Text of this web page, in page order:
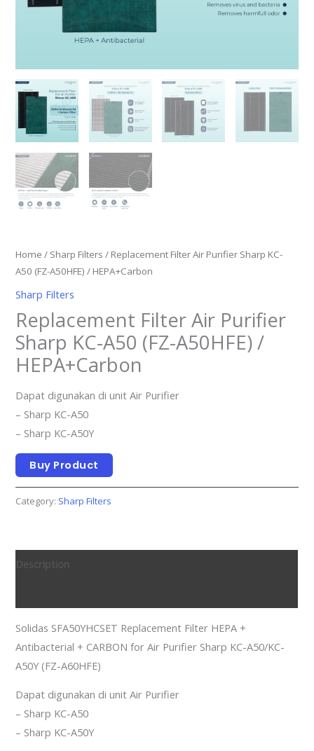
Home / Sharp Filters / Replacement Filter Air Purifier Sharp KC-
A50 (FZ-A50HFE) / HEPA+Carbon
Sharp Filters
Replacement Filter Air Purifier
Sharp KC-A50 (FZ-A50HFE) /
HEPA+Carbon
Dapat digunakan di unit Air Purifier
– Sharp KC-A50
– Sharp KC-A50Y
Buy Product
Category: Sharp Filters
Solidas SFA50YHCSET Replacement Filter HEPA +
Antibacterial + CARBON for Air Purifier Sharp KC-A50/KC-
A50Y (FZ-A60HFE)
Dapat digunakan di unit Air Purifier
– Sharp KC-A50
– Sharp KC-A50Y